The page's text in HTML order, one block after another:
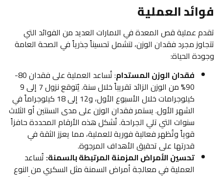
فوائد العملية
تقدم عملية قص المعدة في الامارات العديد من الفوائد التي
تتجاوز مجرد فقدان الوزن، لتشمل تحسيناً جذرياً في الصحة العامة
وجودة الحياة:
فقدان الوزن المستدام
: تُساعد العملية على فقدان 80-
90% من الوزن الزائد تقريباً خلال سنة. يُتوقع نزول 7 إلى 9
كيلوجرامات خلال الأسبوع الأول، و12 إلى 18 كيلوجراماً في
الشهر الأول. يستمر فقدان الوزن على مدى السنتين أو الثلاث
سنوات التي تلي الجراحة. تُشكل هذه الأرقام المحددة حافزاً
قوياً وتُظهر فعالية فورية للعملية، مما يعزز الثقة في
قدرتها على تحقيق الأهداف المرجوة.
تحسين الأمراض المزمنة المرتبطة بالسمنة: تُساعد
العملية في معالجة أمراض السمنة مثل السكري من النوع